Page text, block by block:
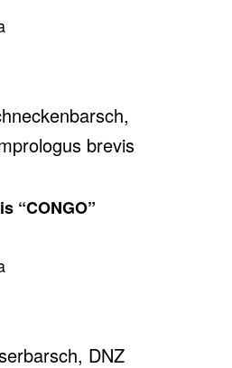
“CONGO”